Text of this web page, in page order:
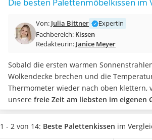
Badlüfter
Bürohocker
Außenleuchte mit Kamera
Akku-Tischlampe
Konferenzmikrofon
Klappmatratze
Duschkopf mit Kalkfilter
Aktenvernichter Sicherheitsstufe 4
Bettgitter
Von: Julia Bittner
Expertin
Fachbereich: Kissen
Redakteurin: Janice Meyer
Sobald die ersten warmen
Wolkendecke brechen und die
Thermometer wieder nach oben klettern,
unsere freie Zeit am liebsten im eigenen
Terrasse oder dem Balkon.Mit selbst
Palettenmöbeln und passenden
1 - 2 von 14: Beste Palettenkissen im